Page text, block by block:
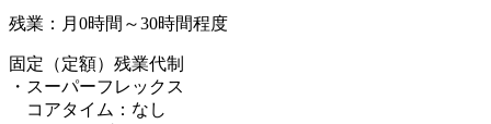
残業：月0時間～30時間程度
固定（定額）残業代制
・スーパーフレックス
コアタイム：なし